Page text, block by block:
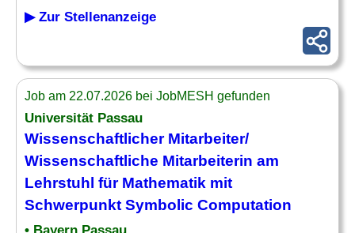
▶ Zur Stellenanzeige
Job am 22.07.2026 bei JobMESH gefunden
Universität Passau
Wissenschaftlicher Mitarbeiter/
Wissenschaftliche Mitarbeiterin am
Lehrstuhl für Mathematik mit
Schwerpunkt Symbolic Computation